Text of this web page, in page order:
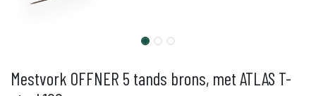
Mestvork OFFNER 5 tands brons, met ATLAS T-